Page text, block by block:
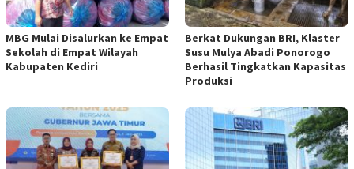
MBG Mulai Disalurkan ke Empat
Sekolah di Empat Wilayah
Kabupaten Kediri
Berkat Dukungan BRI, Klaster
Susu Mulya Abadi Ponorogo
Berhasil Tingkatkan Kapasitas
Produksi